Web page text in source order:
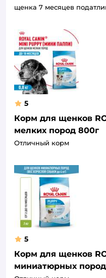
щенка 7 месяцев
5
Корм для щенков
мелких пород 800г
Отличный корм
5
Корм для щенков
миниатюрных пород